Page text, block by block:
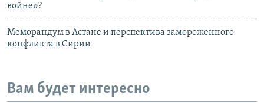
войне»?
Меморандум в Астане и перспектива замороженного
конфликта в Сирии
Вам будет интересно